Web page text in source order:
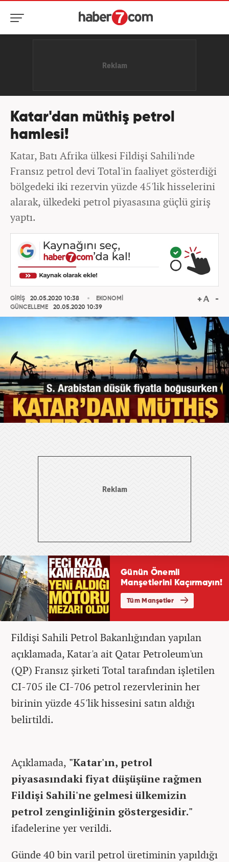
Katar'dan müthiş petrol
hamlesi!
Katar, Batı Afrika ülkesi Fildişi Sahili'nde
Fransız petrol devi Total'in faaliyet gösterdiği
bölgedeki iki rezervin yüzde 45'lik hisselerini
alarak, ülkedeki petrol piyasasına güçlü giriş
yaptı.
GİRİŞ
20.05.2020 10:38
GÜNCELLEME
20.05.2020 10:39
EKONOMİ
Fildişi Sahili Petrol Bakanlığından yapılan
açıklamada, Katar'a ait Qatar Petroleum'un
(QP) Fransız şirketi Total tarafından işletilen
CI-705 ile CI-706 petrol rezervlerinin her
birinin yüzde 45'lik hissesini satın aldığı
belirtildi.
Açıklamada, "Katar'ın, petrol
piyasasındaki fiyat düşüşüne rağmen
Fildişi Sahili'ne gelmesi ülkemizin
petrol zenginliğinin göstergesidir."
ifadelerine yer verildi.
Günde 40 bin varil petrol üretiminin yapıldığı